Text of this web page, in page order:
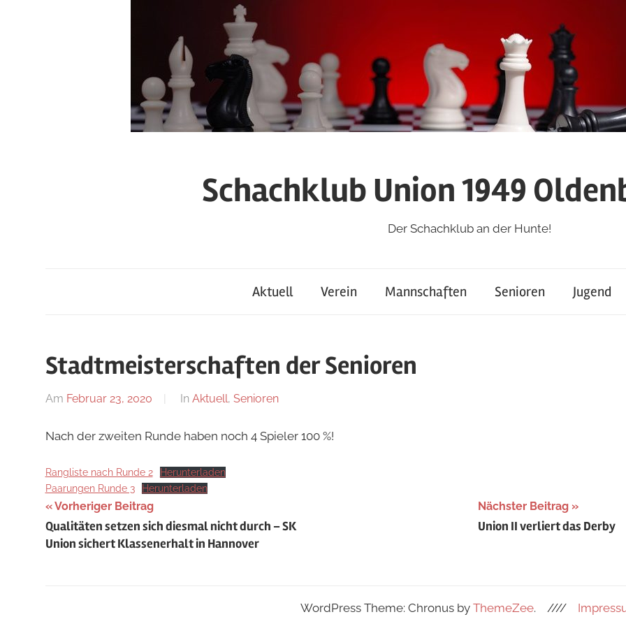
Schachklub Union 1949
Der Schachklub an der Hunte!
Aktuell Verein Mannschaften Senioren Jugend
Stadtmeisterschaften der Senioren
Am Februar 23, 2020
Von
In Aktuell, Senioren
Nach der zweiten Runde haben noch 4 Spieler 100 %!
Rangliste nach Runde 2
Herunterladen
Paarungen Runde 3
Herunterladen
Beitragsnavigation
Vorheriger Beitrag
Qualitäten setzen sich diesmal nicht durch – SK
Union sichert Klassenerhalt in Hannover
Nächster Beitrag
Union II verliert das Derby
WordPress Theme: Chronus by ThemeZee. ////